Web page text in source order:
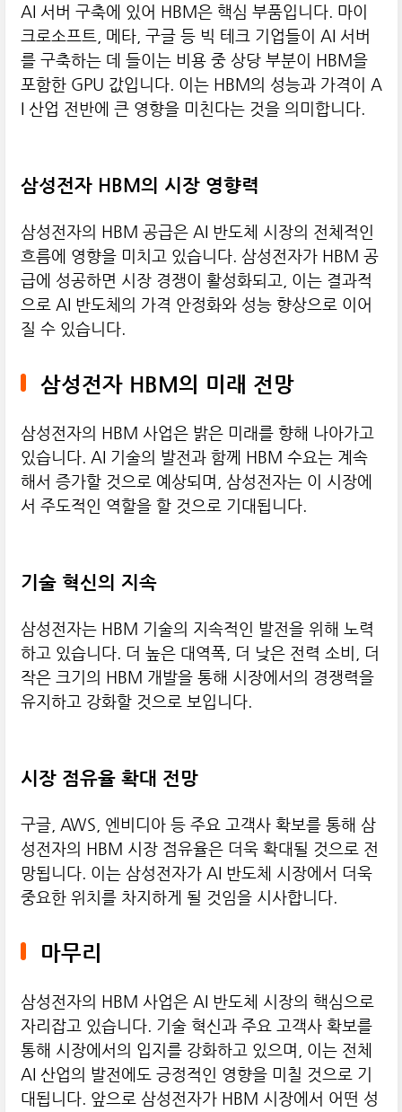
AI 서버 구축에 있어 HBM은 핵심 부품입니다. 마이
크로소프트, 메타, 구글 등 빅 테크 기업들이 AI 서버
를 구축하는 데 들이는 비용 중 상당 부분이 HBM을
포함한 GPU 값입니다. 이는 HBM의 성능과 가격이 A
I 산업 전반에 큰 영향을 미친다는 것을 의미합니다.
삼성전자 HBM의 시장 영향력
삼성전자의 HBM 공급은 AI 반도체 시장의 전체적인
흐름에 영향을 미치고 있습니다. 삼성전자가 HBM 공
급에 성공하면 시장 경쟁이 활성화되고, 이는 결과적
으로 AI 반도체의 가격 안정화와 성능 향상으로 이어
질 수 있습니다.
삼성전자 HBM의 미래 전망
삼성전자의 HBM 사업은 밝은 미래를 향해 나아가고
있습니다. AI 기술의 발전과 함께 HBM 수요는 계속
해서 증가할 것으로 예상되며, 삼성전자는 이 시장에
서 주도적인 역할을 할 것으로 기대됩니다.
기술 혁신의 지속
삼성전자는 HBM 기술의 지속적인 발전을 위해 노력
하고 있습니다. 더 높은 대역폭, 더 낮은 전력 소비, 더
작은 크기의 HBM 개발을 통해 시장에서의 경쟁력을
유지하고 강화할 것으로 보입니다.
시장 점유율 확대 전망
구글, AWS, 엔비디아 등 주요 고객사 확보를 통해 삼
성전자의 HBM 시장 점유율은 더욱 확대될 것으로 전
망됩니다. 이는 삼성전자가 AI 반도체 시장에서 더욱
중요한 위치를 차지하게 될 것임을 시사합니다.
마무리
삼성전자의 HBM 사업은 AI 반도체 시장의 핵심으로
자리잡고 있습니다. 기술 혁신과 주요 고객사 확보를
통해 시장에서의 입지를 강화하고 있으며, 이는 전체
AI 산업의 발전에도 긍정적인 영향을 미칠 것으로 기
대됩니다. 앞으로 삼성전자가 HBM 시장에서 어떤 성